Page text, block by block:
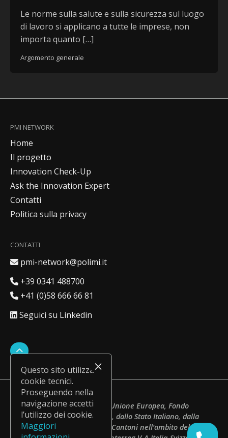
Le norme sulla salute e sulla sicurezza sul luogo
di lavoro si applicano a tutte le imprese, non
importa quanto […]
Argomento generale
PMI NETWORK
Home
Il progetto
Innovation Check-Up
Ask the Innovation Expert
Contatti
Politica sulla privacy
CONTATTI
Indirizzo email
pmi-network@polimi.it
Numero italiano
+39 0341 488700
Numero svizzero
+41 (0)58 666 66 81
Profilo LinkedIn
Seguici su Linkedin
Operazione co-finanziata dall’Unione Europea, Fondo
Europeo di Sviluppo Regionale, dallo Stato Italiano, dalla
Confederazione elvetica e dai Cantoni nell’ambito del
Questo sito utilizza
cookie tecnici.
Proseguendo nella
navigazione accetti
l’utilizzo dei cookie.
Maggiori